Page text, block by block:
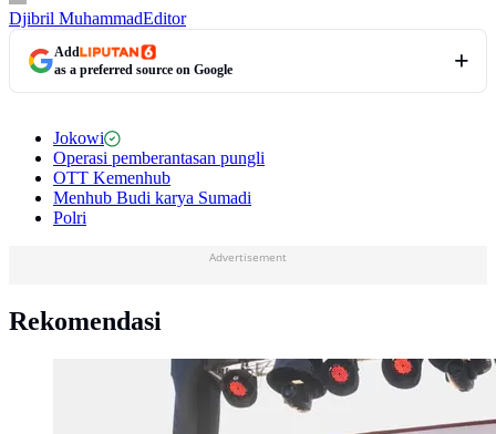
Djibril MuhammadEditor
Add
as a preferred source on Google
Jokowi
Operasi pemberantasan pungli
OTT Kemenhub
Menhub Budi karya Sumadi
Polri
Advertisement
Rekomendasi